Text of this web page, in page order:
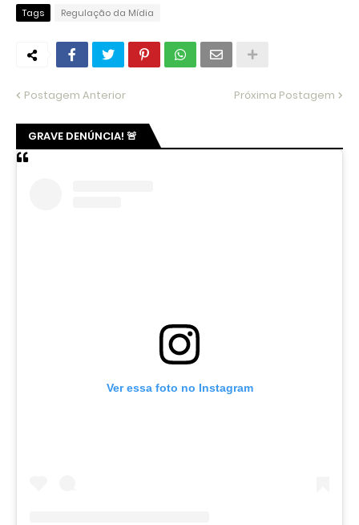
Tags Regulação da Mídia
Postagem Anterior Próxima Postagem
GRAVE DENÚNCIA! 🚨
Ver essa foto no Instagram